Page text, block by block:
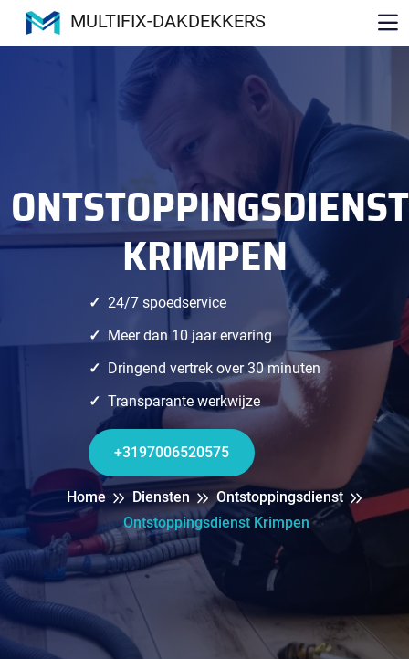
MULTIFIX-DAKDEKKERS
ONTSTOPPINGSDIENST
KRIMPEN
24/7 spoedservice
Meer dan 10 jaar ervaring
Dringend vertrek over 30 minuten
Transparante werkwijze
+3197006520575
Home Diensten
Ontstoppingsdienst
Ontstoppingsdienst Krimpen